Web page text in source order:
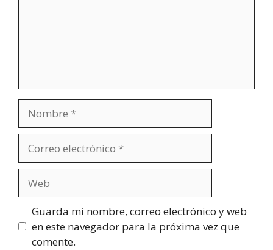
electrónico
Guarda mi nombre, correo electrónico y web
en este navegador para la próxima vez que
comente.